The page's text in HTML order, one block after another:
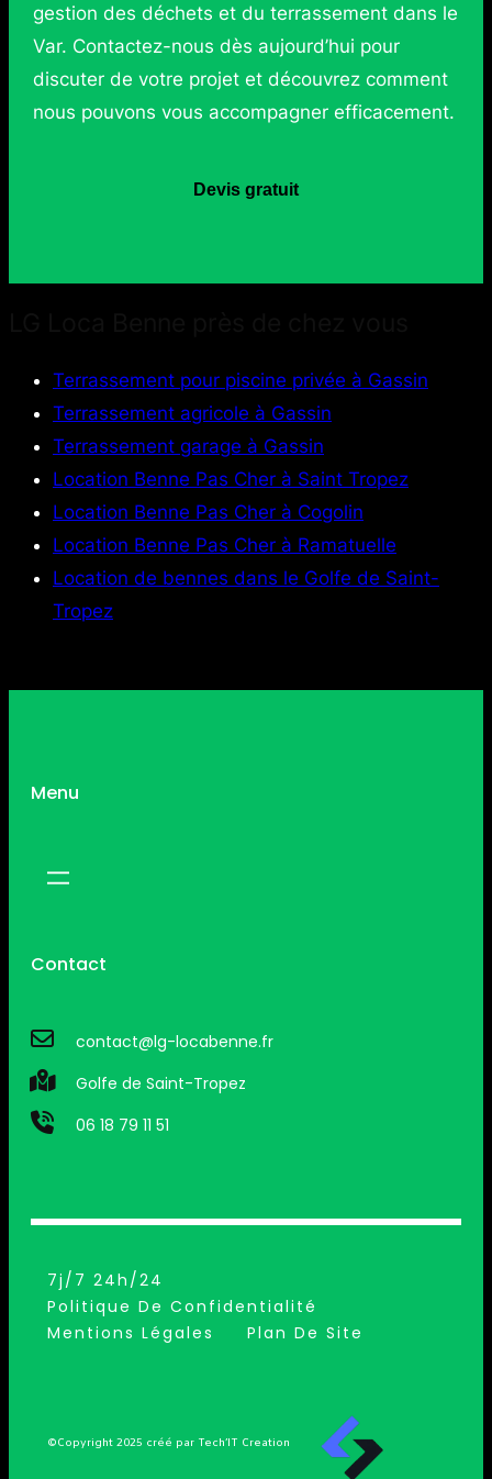
gestion des déchets et du terrassement dans le
Var. Contactez-nous dès aujourd’hui pour
discuter de votre projet et découvrez comment
nous pouvons vous accompagner efficacement.
Devis gratuit
Terrassement pour piscine privée à Gassin
Terrassement agricole à Gassin
Terrassement garage à Gassin
Location Benne Pas Cher à Saint Tropez
Location Benne Pas Cher à Cogolin
Location Benne Pas Cher à Ramatuelle
Location de bennes dans le Golfe de Saint-
Tropez
Menu
Contact
contact@lg-locabenne.fr
Golfe de Saint-Tropez
06 18 79 11 51
7j/7 24h/24
Politique De Confidentialité
Mentions Légales
Plan De Site
©Copyright 2025 créé par Tech’IT Creation